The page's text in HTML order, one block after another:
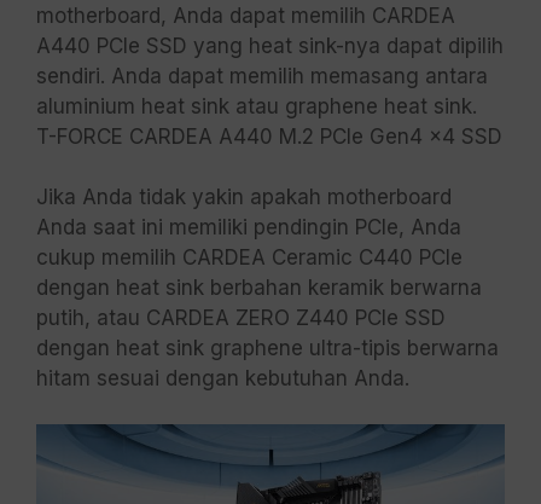
motherboard, Anda dapat memilih CARDEA
A440 PCIe SSD yang heat sink-nya dapat dipilih
sendiri. Anda dapat memilih memasang antara
aluminium heat sink atau graphene heat sink.
T-FORCE CARDEA A440 M.2 PCIe Gen4 x4 SSD
Jika Anda tidak yakin apakah motherboard
Anda saat ini memiliki pendingin PCIe, Anda
cukup memilih CARDEA Ceramic C440 PCIe
dengan heat sink berbahan keramik berwarna
putih, atau CARDEA ZERO Z440 PCIe SSD
dengan heat sink graphene ultra-tipis berwarna
hitam sesuai dengan kebutuhan Anda.